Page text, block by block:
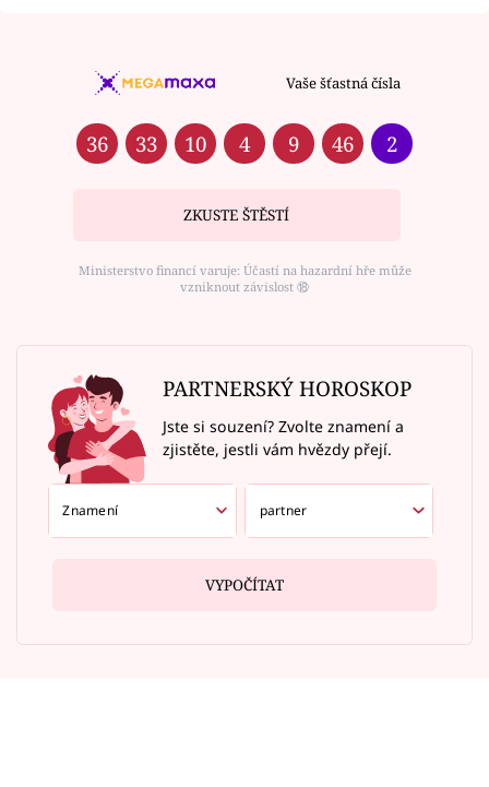
Vaše šťastná čísla
36 33 10 4 9 46 2
ZKUSTE ŠTĚSTÍ
Ministerstvo financí varuje: Účastí na hazardní hře může
vzniknout závislost ⑱
PARTNERSKÝ HOROSKOP
Jste si souzení? Zvolte znamení a
zjistěte, jestli vám hvězdy přejí.
VYPOČÍTAT